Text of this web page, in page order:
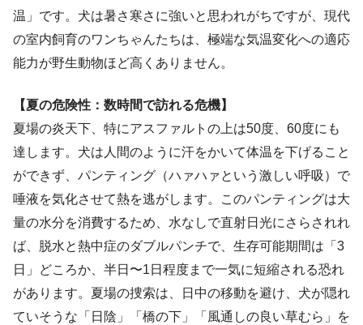
温」です。犬は暑さ寒さに強いと思われがちですが、現代
の室内飼育のワンちゃんたちは、極端な気温変化への適応
能力が野生動物ほど高くありません。
【夏の危険性：数時間で訪れる危機】
夏場の炎天下、特にアスファルトの上は50度、60度にも
達します。犬は人間のように汗をかいて体温を下げること
ができず、パンティング（ハァハァという激しい呼吸）で
唾液を気化させて熱を逃がします。このパンティングは大
量の水分を消費するため、水なしで直射日光にさらされれ
ば、脱水と熱中症のダブルパンチで、生存可能期間は「3
日」どころか、半日〜1日程度まで一気に短縮される恐れ
があります。夏場の捜索は、日中の移動を避け、犬が隠れ
ていそうな「日陰」「橋の下」「風通しの良い草むら」を